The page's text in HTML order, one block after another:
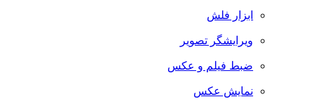
ابزار فلش
ویرایشگر تصویر
ضبط فيلم و عكس
نمایش عکس